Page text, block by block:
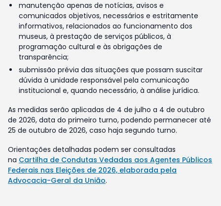
manutenção apenas de notícias, avisos e
comunicados objetivos, necessários e estritamente
informativos, relacionados ao funcionamento dos
museus, à prestação de serviços públicos, à
programação cultural e às obrigações de
transparência;
submissão prévia das situações que possam suscitar
dúvida à unidade responsável pela comunicação
institucional e, quando necessário, à análise jurídica.
As medidas serão aplicadas de 4 de julho a 4 de outubro
de 2026, data do primeiro turno, podendo permanecer até
25 de outubro de 2026, caso haja segundo turno.
Orientações detalhadas podem ser consultadas
na Cartilha de Condutas Vedadas aos Agentes Públicos
Federais nas Eleições de 2026, elaborada pela
Advocacia-Geral da União.